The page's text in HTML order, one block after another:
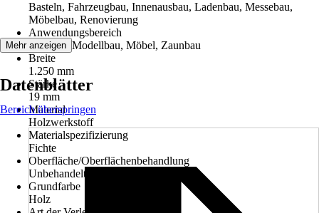
Basteln, Fahrzeugbau, Innenausbau, Ladenbau, Messebau,
Möbelbau, Renovierung
Anwendungsbereich
Bauholz, Modellbau, Möbel, Zaunbau
Breite
1.250 mm
Stärke
19 mm
Material
Holzwerkstoff
Materialspezifizierung
Fichte
Oberfläche/Oberflächenbehandlung
Unbehandelt
Grundfarbe
Holz
Mehr anzeigen
Datenblätter
Bereich überspringen